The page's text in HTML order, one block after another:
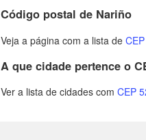
Código postal de Nariño
Veja a página com a lista de
A que cidade pertence o
Ver a lista de cidades com CEP